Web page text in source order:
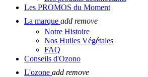
Les PROMOS du Moment
La marque add remove
Notre Histoire
Nos Huiles Végétales
FAQ
Conseils d'Ozono
L'ozone add remove